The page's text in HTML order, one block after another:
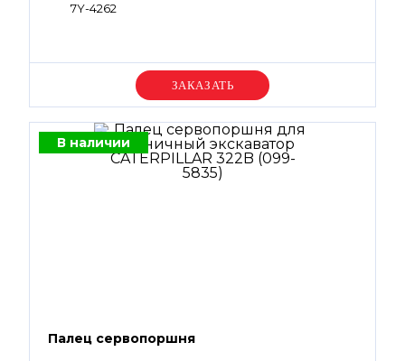
7Y-4262
Уточняйте цену
В наличии
Палец сервопоршня